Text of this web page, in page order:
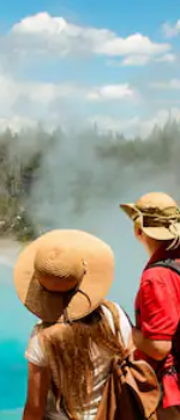
le bas pour les